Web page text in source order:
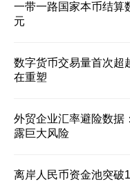
一带一路国家本币结算
元
数字货币交易量首次超
在重塑
外贸企业汇率避险数据
露巨大风险
离岸人民币资金池突破